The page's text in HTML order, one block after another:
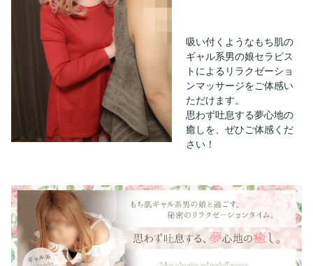
吸い付くようなもち肌の
ギャル系男の娘セラピス
トによるリラクゼーショ
ンマッサージをご体感い
ただけます。
思わず吐息する夢心地の
癒しを、ぜひご体感くだ
さい！